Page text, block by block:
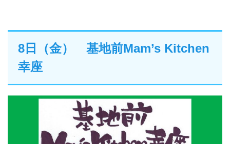
8日（金） 基地前Mam’s Kitchen
幸座